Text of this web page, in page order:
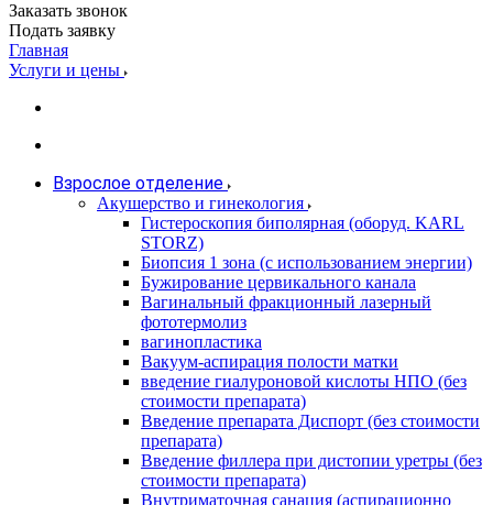
Заказать звонок
Подать заявку
Главная
Услуги и цены
Взрослое отделение
Акушерство и гинекология
Гистероскопия биполярная (оборуд. KARL
STORZ)
Биопсия 1 зона (с использованием энергии)
Бужирование цервикального канала
Вагинальный фракционный лазерный
фототермолиз
вагинопластика
Вакуум-аспирация полости матки
введение гиалуроновой кислоты НПО (без
стоимости препарата)
Введение препарата Диспорт (без стоимости
препарата)
Введение филлера при дистопии уретры (без
стоимости препарата)
Внутриматочная санация (аспирационно